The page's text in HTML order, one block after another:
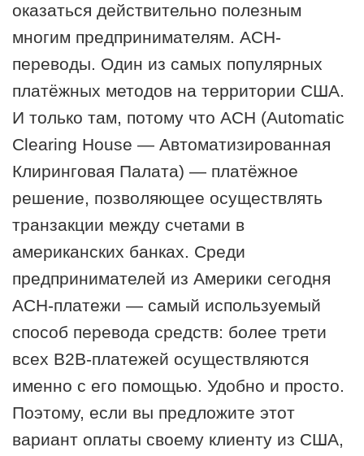
оказаться действительно полезным
многим предпринимателям. АСН-
переводы. Один из самых популярных
платёжных методов на территории США.
И только там, потому что АСН (Automatic
Clearing House — Автоматизированная
Клиринговая Палата) — платёжное
решение, позволяющее осуществлять
транзакции между счетами в
американских банках. Среди
предпринимателей из Америки сегодня
АСН-платежи — самый используемый
способ перевода средств: более трети
всех В2В-платежей осуществляются
именно с его помощью. Удобно и просто.
Поэтому, если вы предложите этот
вариант оплаты своему клиенту из США,